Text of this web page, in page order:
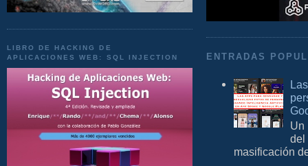
LIBRO DE HACKING DE
APLICACIONES WEB: SQL INJECTION
ENTRADAS
Un
del
masificación